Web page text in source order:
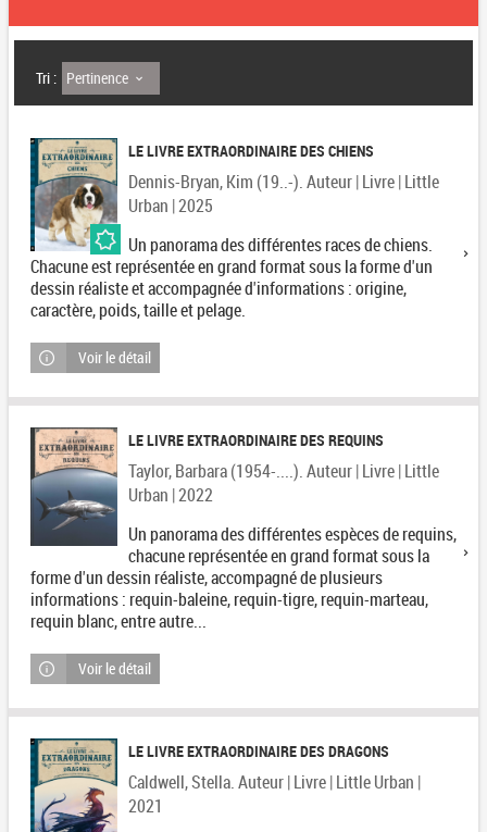
Tri : Pertinence
LE LIVRE EXTRAORDINAIRE DES CHIENS
Dennis-Bryan, Kim (19..-). Auteur | Livre | Little
Urban | 2025
Un panorama des différentes races de chiens.
Chacune est représentée en grand format sous la forme d'un
dessin réaliste et accompagnée d'informations : origine,
caractère, poids, taille et pelage.
Voir le détail
LE LIVRE EXTRAORDINAIRE DES REQUINS
Taylor, Barbara (1954-....). Auteur | Livre | Little
Urban | 2022
Un panorama des différentes espèces de requins,
chacune représentée en grand format sous la
forme d'un dessin réaliste, accompagné de plusieurs
informations : requin-baleine, requin-tigre, requin-marteau,
requin blanc, entre autre...
Voir le détail
LE LIVRE EXTRAORDINAIRE DES DRAGONS
Caldwell, Stella. Auteur | Livre | Little Urban |
2021